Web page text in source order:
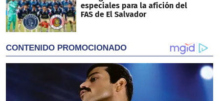
especiales para la afición del
FAS de El Salvador